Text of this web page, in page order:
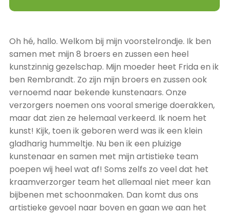
Oh hé, hallo. Welkom bij mijn voorstelrondje. Ik ben
samen met mijn 8 broers en zussen een heel
kunstzinnig gezelschap. Mijn moeder heet Frida en ik
ben Rembrandt. Zo zijn mijn broers en zussen ook
vernoemd naar bekende kunstenaars. Onze
verzorgers noemen ons vooral smerige doerakken,
maar dat zien ze helemaal verkeerd. Ik noem het
kunst! Kijk, toen ik geboren werd was ik een klein
gladharig hummeltje. Nu ben ik een pluizige
kunstenaar en samen met mijn artistieke team
poepen wij heel wat af! Soms zelfs zo veel dat het
kraamverzorger team het allemaal niet meer kan
bijbenen met schoonmaken. Dan komt dus ons
artistieke gevoel naar boven en gaan we aan het